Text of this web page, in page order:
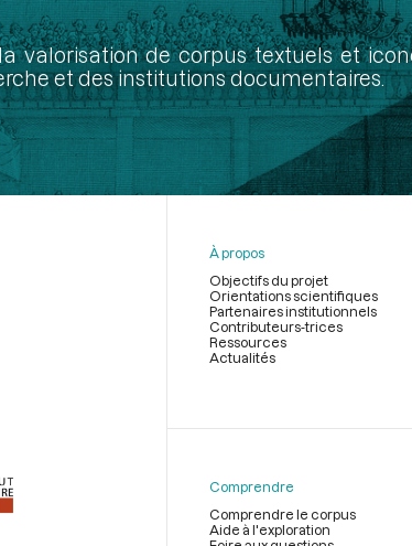
valorisation de corpus textuels et
et des institutions documentaires.
page
À propos
Objectifs du projet
Orientations scientifiques
Partenaires institutionnels
Contributeurs-trices
Ressources
Actualités
Comprendre
Comprendre le corpus
Aide à l'exploration